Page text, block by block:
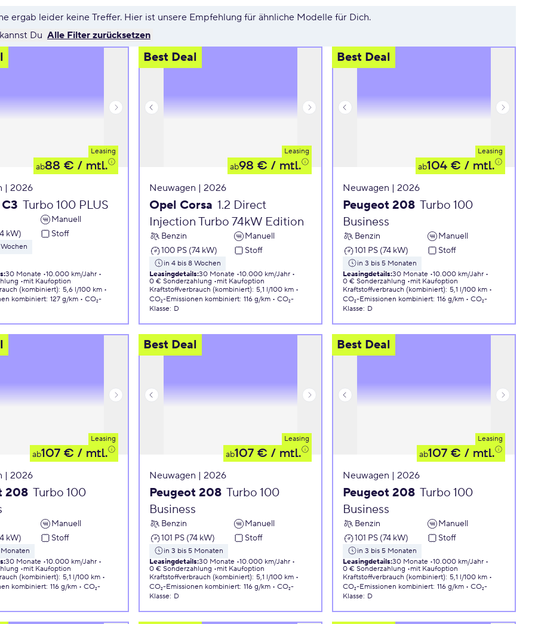
ergab leider keine Treffer. Hier ist unsere Empfehlung für ähnliche Modelle für Dich.
Du Alle Filter zurücksetzen
Leasing
ab88 € / mtl.
| 2026
Turbo 100 PLUS
Manuell
kW)
Stoff
:30 Monate 10.000 km/Jahr
mit Kaufoption
(kombiniert): 5,6 l/100 km
kombiniert: 127 g/km
CO₂-
Best Deal
Leasing
ab98 € / mtl.
Neuwagen | 2026
Opel Corsa 1.2 Direct
Injection Turbo 74kW Edition
Benzin
Manuell
100 PS (74 kW)
Stoff
in 4 bis 8 Wochen
Leasingdetails:30 Monate 10.000 km/Jahr
0 € Sonderzahlung
mit Kaufoption
Kraftstoffverbrauch (kombiniert): 5,1 l/100 km
CO₂-Emissionen kombiniert: 116 g/km
CO₂-
Klasse: D
Best Deal
Leasing
ab104 € / mtl.
Neuwagen | 2026
Peugeot 208 Turbo 100
Business
Benzin
Manuell
101 PS (74 kW)
Stoff
in 3 bis 5 Monaten
Leasingdetails:30 Monate 10.000 km/Jahr
0 € Sonderzahlung
mit Kaufoption
Kraftstoffverbrauch (kombiniert): 5,1 l/100 km
CO₂-Emissionen kombiniert: 116 g/km
CO₂-
Klasse: D
Leasing
ab107 € / mtl.
| 2026
208 Turbo 100
Manuell
kW)
Stoff
:30 Monate 10.000 km/Jahr
mit Kaufoption
(kombiniert): 5,1 l/100 km
kombiniert: 116 g/km
CO₂-
Best Deal
Leasing
ab107 € / mtl.
Neuwagen | 2026
Peugeot 208 Turbo 100
Business
Benzin
Manuell
101 PS (74 kW)
Stoff
in 3 bis 5 Monaten
Leasingdetails:30 Monate 10.000 km/Jahr
0 € Sonderzahlung
mit Kaufoption
Kraftstoffverbrauch (kombiniert): 5,1 l/100 km
CO₂-Emissionen kombiniert: 116 g/km
CO₂-
Klasse: D
Best Deal
Leasing
ab107 € / mtl.
Neuwagen | 2026
Peugeot 208 Turbo 100
Business
Benzin
Manuell
101 PS (74 kW)
Stoff
in 3 bis 5 Monaten
Leasingdetails:30 Monate 10.000 km/Jahr
0 € Sonderzahlung
mit Kaufoption
Kraftstoffverbrauch (kombiniert): 5,1 l/100 km
CO₂-Emissionen kombiniert: 116 g/km
CO₂-
Klasse: D